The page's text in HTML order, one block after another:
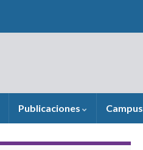
Publicaciones Campus